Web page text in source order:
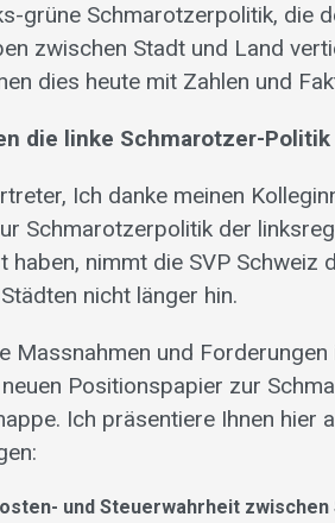
grüne Schmarotzerpolitik, die
zwischen Stadt und Land
dies heute mit Zahlen und
die linke Schmarotzer-
Ich danke meinen
Schmarotzerpolitik der
haben, nimmt die SVP Schweiz
nicht länger hin.
Massnahmen und
Positionspapier zur
Ich präsentiere Ihnen hier
und Steuerwahrheit